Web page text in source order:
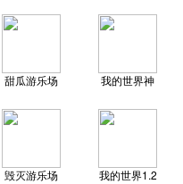
甜瓜游乐场
我的世界神
mega
毁灭游乐场
我的世界1.2